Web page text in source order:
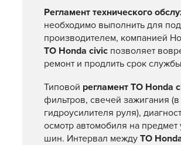
Регламент технического
необходимо выполнить для
производителем, компанией
ТО Honda civic позволяет
ремонт и продлить срок
Типовой регламент ТО Honda
фильтров, свечей зажигания
гидроусилителя руля),
осмотр автомобиля на
шин. Интервал между ТО